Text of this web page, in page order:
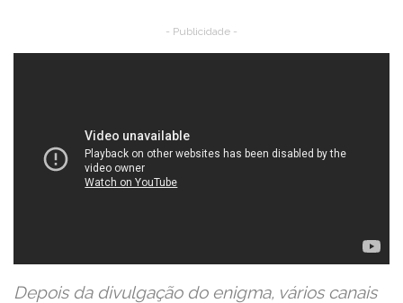
- Publicidade -
Depois da divulgação do enigma, vários canais